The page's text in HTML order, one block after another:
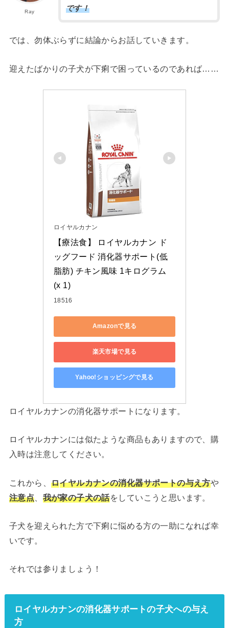
Ray
です！
では、勿体ぶらずに結論からお話していきます。
迎えたばかりの子犬が下痢で困っているのであれば……
ロイヤルカナン
【療法食】 ロイヤルカナン ド
ッグフード 消化器サポート(低
脂肪) チキン風味 1キログラム
(x 1)
18516
Amazonで見る
楽天市場で見る
Yahoo!ショッピングで見る
ロイヤルカナンの消化器サポートになります。
ロイヤルカナンには似たような商品もありますので、購
入時は注意してください。
これから、 ロイヤルカナンの消化器サポートの与え方や
注意点
我が家の子犬の話をしていこうと思います。
子犬を迎えられた方で下痢に悩める方の一助になれば幸
いです。
それでは参りましょう！
ロイヤルカナンの消化器サポートの子犬への与え
方